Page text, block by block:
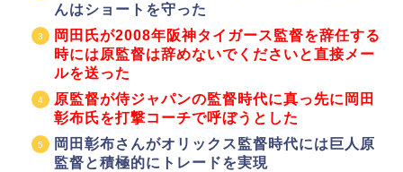
んはショートを守った
岡田氏が2008年阪神タイガース監督を辞任する
時には原監督は辞めないでくださいと直接メー
ルを送った
原監督が侍ジャパンの監督時代に真っ先に岡田
彰布氏を打撃コーチで呼ぼうとした
岡田彰布さんがオリックス監督時代には巨人原
監督と積極的にトレードを実現